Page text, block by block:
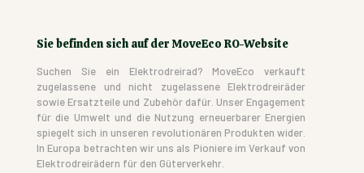
Sie befinden sich auf der MoveEco RO-Website
Suchen Sie ein Elektrodreirad? MoveEco verkauft
zugelassene und nicht zugelassene Elektrodreiräder
sowie Ersatzteile und Zubehör dafür. Unser Engagement
für die Umwelt und die Nutzung erneuerbarer Energien
spiegelt sich in unseren revolutionären Produkten wider.
In Europa betrachten wir uns als Pioniere im Verkauf von
Elektrodreirädern für den Güterverkehr.